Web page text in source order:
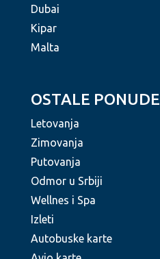
Dubai
Kipar
Malta
OSTALE PONUDE
Letovanja
Zimovanja
Putovanja
Odmor u Srbiji
Wellnes i Spa
Izleti
Autobuske karte